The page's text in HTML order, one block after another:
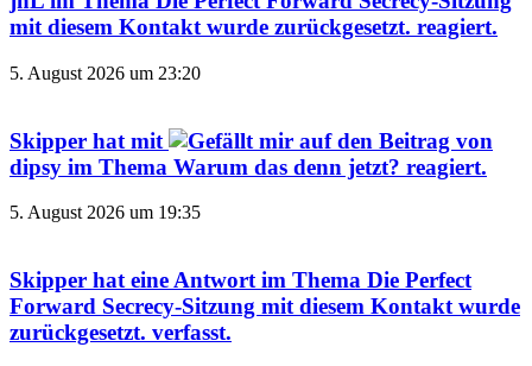
mit diesem Kontakt wurde zurückgesetzt. reagiert.
5. August 2026 um 23:20
Skipper hat mit
auf den Beitrag von
dipsy im Thema Warum das denn jetzt? reagiert.
5. August 2026 um 19:35
Skipper hat eine Antwort im Thema Die Perfect
Forward Secrecy-Sitzung mit diesem Kontakt wurde
zurückgesetzt. verfasst.